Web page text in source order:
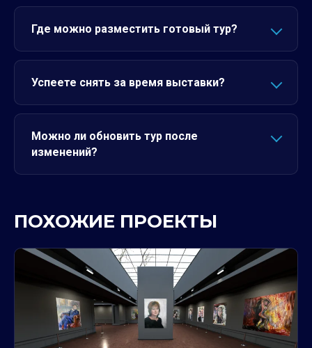
Где можно разместить готовый тур?
Успеете снять за время выставки?
Можно ли обновить тур после
изменений?
ПОХОЖИЕ ПРОЕКТЫ